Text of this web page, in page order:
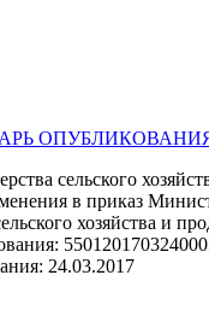
сельского
в приказ
хозяйства и
24.03.2017